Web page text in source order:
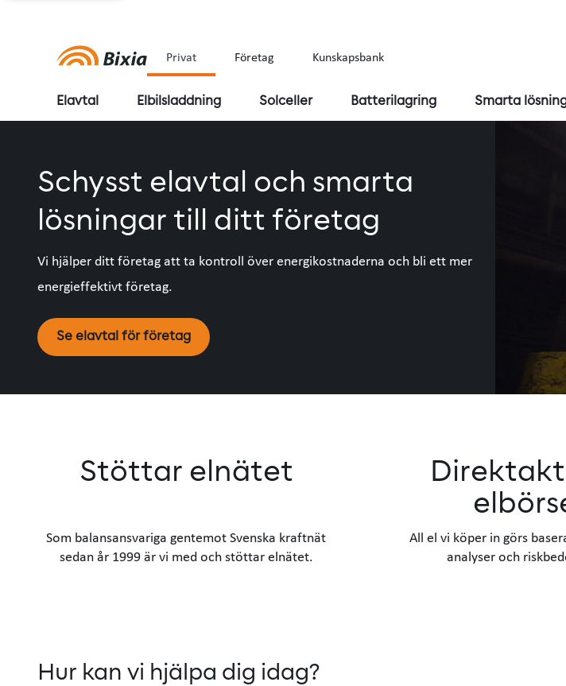
Privat Företag Kunskapsbank
Elavtal Elbilsladdning Solceller Batterilagring Smarta
Schysst elavtal och smarta
lösningar till ditt företag
Vi hjälper ditt företag att ta kontroll över energikostnaderna och bli ett mer
energieffektivt företag.
Se elavtal för företag
Stöttar elnätet
Som balansansvariga gentemot Svenska kraftnät
sedan år 1999 är vi med och stöttar elnätet.
All el vi köper in görs
analyser och
Hur kan vi hjälpa dig idag?